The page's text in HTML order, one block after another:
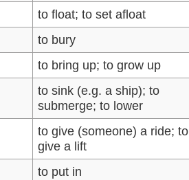
to float; to set afloat
to bury
to bring up; to grow up
to sink (e.g. a ship); to
submerge; to lower
to give (someone) a ride; to
give a lift
to put in